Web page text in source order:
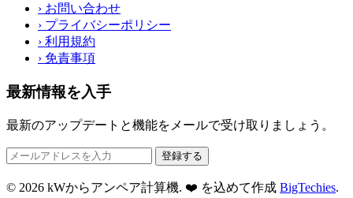
› お問い合わせ
› プライバシーポリシー
› 利用規約
› 免責事項
最新情報を入手
最新のアップデートと機能をメールで受け取りましょう。
登録する
© 2026 kWからアンペア計算機. ❤️ を込めて作成 BigTechies.